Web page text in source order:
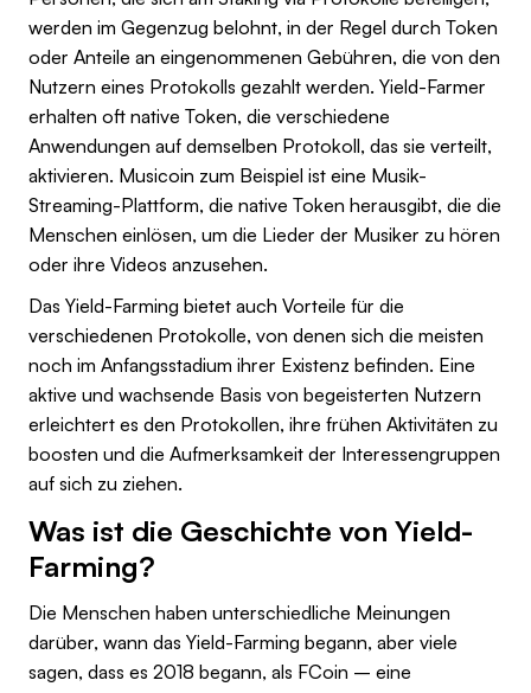
werden im Gegenzug belohnt, in der Regel durch Token
oder Anteile an eingenommenen Gebühren, die von den
Nutzern eines Protokolls gezahlt werden. Yield-Farmer
erhalten oft native Token, die verschiedene
Anwendungen auf demselben Protokoll, das sie verteilt,
aktivieren. Musicoin zum Beispiel ist eine Musik-
Streaming-Plattform, die native Token herausgibt, die die
Menschen einlösen, um die Lieder der Musiker zu hören
oder ihre Videos anzusehen.
Das Yield-Farming bietet auch Vorteile für die
verschiedenen Protokolle, von denen sich die meisten
noch im Anfangsstadium ihrer Existenz befinden. Eine
aktive und wachsende Basis von begeisterten Nutzern
erleichtert es den Protokollen, ihre frühen Aktivitäten zu
boosten und die Aufmerksamkeit der Interessengruppen
auf sich zu ziehen.
Was ist die Geschichte von Yield-
Farming?
Die Menschen haben unterschiedliche Meinungen
darüber, wann das Yield-Farming begann, aber viele
sagen, dass es 2018 begann, als FCoin – eine